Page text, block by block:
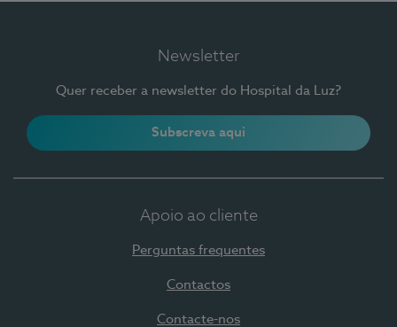
Newsletter
Quer receber a newsletter do Hospital da Luz?
Subscreva aqui
Apoio ao cliente
Perguntas frequentes
Contactos
Contacte-nos